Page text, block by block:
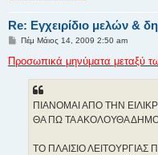
Re: Εγχειρίδιο μελών &
Δ
μ
ο
Πέμ Μάιος 14, 2009 2:50 am
Προσωπικά μηνύματα μεταξύ
ΠΙΑΝΟΜΑΙ ΑΠΟ ΤΗΝ
ΘΑ ΠΩ ΤΑ ΑΚΟΛΟΥΘΑ
ΤΟ ΠΛΑΙΣΙΟ